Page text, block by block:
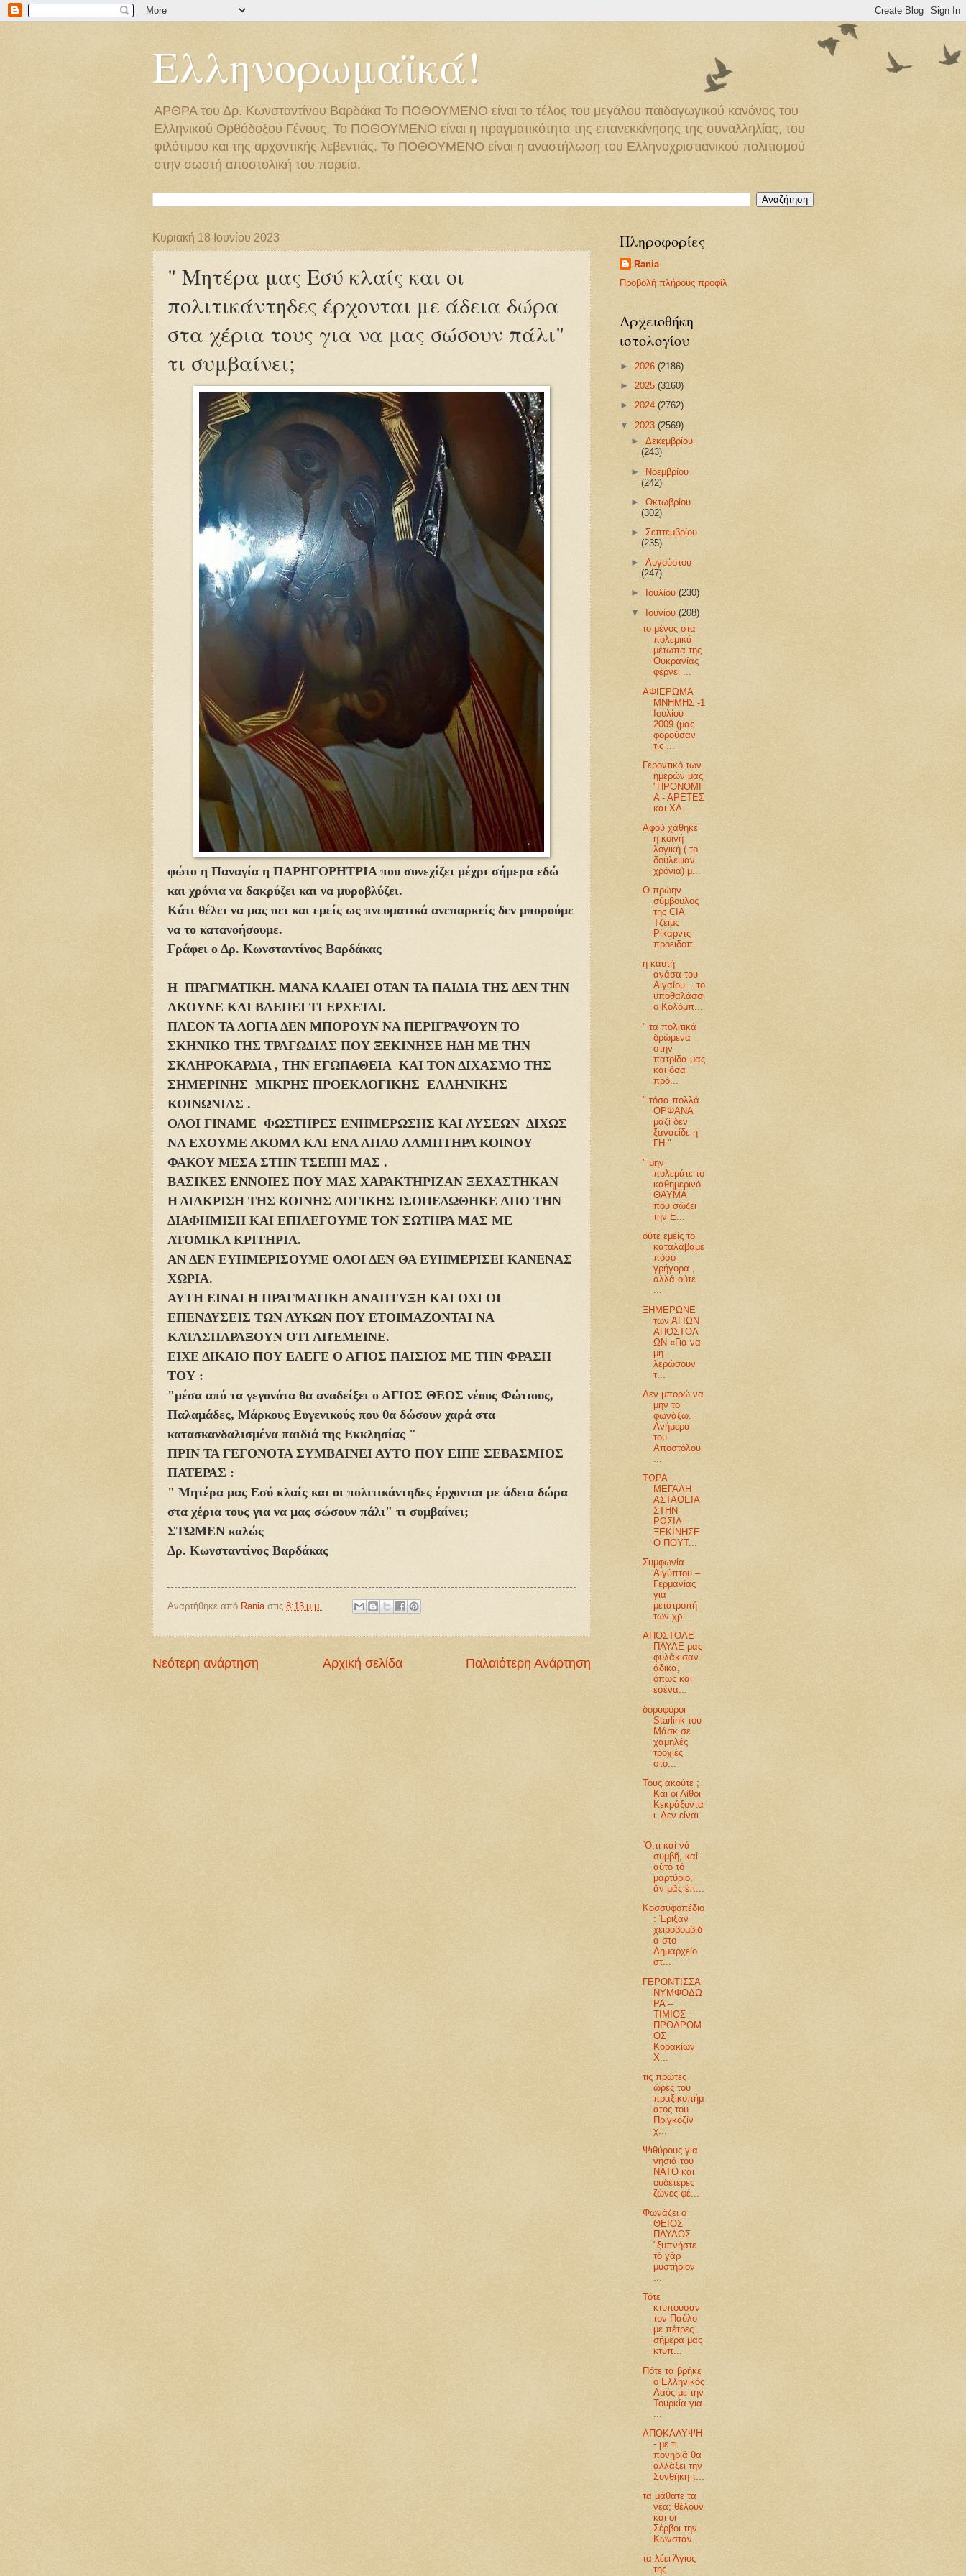
Ελληνορωμαϊκά!
ΑΡΘΡΑ του Δρ. Κωνσταντίνου Βαρδάκα Το ΠΟΘΟΥΜΕΝΟ είναι το τέλος του μεγάλου παιδαγωγικού κανόνος του
Ελληνικού Ορθόδοξου Γένους. Το ΠΟΘΟΥΜΕΝΟ είναι η πραγματικότητα της επανεκκίνησης της συναλληλίας, του
φιλότιμου και της αρχοντικής λεβεντιάς. Το ΠΟΘΟΥΜΕΝΟ είναι η αναστήλωση του Ελληνοχριστιανικού πολιτισμού
στην σωστή αποστολική του πορεία.
Κυριακή 18 Ιουνίου 2023
" Μητέρα μας Εσύ κλαίς και οι
πολιτικάντηδες έρχονται με άδεια δώρα
στα χέρια τους για να μας σώσουν πάλι"
τι συμβαίνει;
φώτο η Παναγία η ΠΑΡΗΓΟΡΗΤΡΙΑ που συνεχίζει μέχρι σήμερα εδώ
και χρόνια να δακρύζει και να μυροβλύζει.
Κάτι θέλει να μας πει και εμείς ως πνευματικά ανεπαρκείς δεν μπορούμε
να το κατανοήσουμε.
Γράφει ο Δρ. Κωνσταντίνος Βαρδάκας
Η ΠΡΑΓΜΑΤΙΚΗ. ΜΑΝΑ ΚΛΑΙΕΙ ΟΤΑΝ ΤΑ ΠΑΙΔΙΑ ΤΗΣ ΔΕΝ ΤΗΝ
ΑΚΟΥΝΕ ΚΑΙ ΒΛΕΠΕΙ ΤΙ ΕΡΧΕΤΑΙ.
ΠΛΕΟΝ ΤΑ ΛΟΓΙΑ ΔΕΝ ΜΠΟΡΟΥΝ ΝΑ ΠΕΡΙΓΡΑΨΟΥΝ ΤΟ
ΣΚΗΝΙΚΟ ΤΗΣ ΤΡΑΓΩΔΙΑΣ ΠΟΥ ΞΕΚΙΝΗΣΕ ΗΔΗ ΜΕ ΤΗΝ
ΣΚΛΗΡΟΚΑΡΔΙΑ , ΤΗΝ ΕΓΩΠΑΘΕΙΑ ΚΑΙ ΤΟΝ ΔΙΧΑΣΜΟ ΤΗΣ
ΣΗΜΕΡΙΝΗΣ ΜΙΚΡΗΣ ΠΡΟΕΚΛΟΓΙΚΗΣ ΕΛΛΗΝΙΚΗΣ
ΚΟΙΝΩΝΙΑΣ .
ΟΛΟΙ ΓΙΝΑΜΕ ΦΩΣΤΗΡΕΣ ΕΝΗΜΕΡΩΣΗΣ ΚΑΙ ΛΥΣΕΩΝ ΔΙΧΩΣ
ΝΑ ΕΧΟΥΜΕ ΑΚΟΜΑ ΚΑΙ ΕΝΑ ΑΠΛΟ ΛΑΜΠΤΗΡΑ ΚΟΙΝΟΥ
ΦΑΚΟΥ ΜΕΣΑ ΣΤΗΝ ΤΣΕΠΗ ΜΑΣ .
ΒΑΣΙΚΕΣ ΕΝΝΟΙΕΣ ΠΟΥ ΜΑΣ ΧΑΡΑΚΤΗΡΙΖΑΝ ΞΕΧΑΣΤΗΚΑΝ
Η ΔΙΑΚΡΙΣΗ ΤΗΣ ΚΟΙΝΗΣ ΛΟΓΙΚΗΣ ΙΣΟΠΕΔΩΘΗΚΕ ΑΠΟ ΤΗΝ
ΔΙΑΦΗΜΙΣΗ ΚΑΙ ΕΠΙΛΕΓΟΥΜΕ ΤΟΝ ΣΩΤΗΡΑ ΜΑΣ ΜΕ
ΑΤΟΜΙΚΑ ΚΡΙΤΗΡΙΑ.
ΑΝ ΔΕΝ ΕΥΗΜΕΡΙΣΟΥΜΕ ΟΛΟΙ ΔΕΝ ΘΑ ΕΥΗΜΕΡΙΣΕΙ ΚΑΝΕΝΑΣ
ΧΩΡΙΑ.
ΑΥΤΗ ΕΙΝΑΙ Η ΠΡΑΓΜΑΤΙΚΗ ΑΝΑΠΤΥΞΗ ΚΑΙ ΟΧΙ ΟΙ
ΕΠΕΝΔΥΣΕΙΣ ΤΩΝ ΛΥΚΩΝ ΠΟΥ ΕΤΟΙΜΑΖΟΝΤΑΙ ΝΑ
ΚΑΤΑΣΠΑΡΑΞΟΥΝ ΟΤΙ ΑΠΈΜΕΙΝΕ.
ΕΙΧΕ ΔΙΚΑΙΟ ΠΟΥ ΕΛΕΓΕ Ο ΑΓΙΟΣ ΠΑΙΣΙΟΣ ΜΕ ΤΗΝ ΦΡΑΣΗ
ΤΟΥ :
"μέσα από τα γεγονότα θα αναδείξει ο ΑΓΙΟΣ ΘΕΟΣ νέους Φώτιους,
Παλαμάδες, Μάρκους Ευγενικούς που θα δώσουν χαρά στα
κατασκανδαλισμένα παιδιά της Εκκλησίας "
ΠΡΙΝ ΤΑ ΓΕΓΟΝΟΤΑ ΣΥΜΒΑΙΝΕΙ ΑΥΤΟ ΠΟΥ ΕΙΠΕ ΣΕΒΑΣΜΙΟΣ
ΠΑΤΕΡΑΣ :
" Μητέρα μας Εσύ κλαίς και οι πολιτικάντηδες έρχονται με άδεια δώρα
στα χέρια τους για να μας σώσουν πάλι" τι συμβαίνει;
ΣΤΩΜΕΝ καλώς
Δρ. Κωνσταντίνος Βαρδάκας
Αναρτήθηκε από Rania στις 8:13 μ.μ.
Νεότερη ανάρτηση Παλαιότερη Ανάρτηση
Αρχική σελίδα
Πληροφορίες
Rania
Προβολή πλήρους προφίλ
Αρχειοθήκη
ιστολογίου
► 2026 (2186)
► 2025 (3160)
► 2024 (2762)
▼ 2023 (2569)
►Δεκεμβρίου
(243)
► Νοεμβρίου
(242)
►Οκτωβρίου
(302)
►Σεπτεμβρίου
(235)
►Αυγούστου
(247)
►
Ιουλίου(230)
▼ Ιουνίου(208)
το μένος στα
πολεμικά
μέτωπα της
Ουκρανίας
φέρνει ...
ΑΦΙΕΡΩΜΑ
ΜΝΗΜΗΣ -1
Ιουλίου
2009 (μας
φορούσαν
τις ...
Γεροντικό των
ημερών μας
"ΠΡΟΝΟΜΙ
Α - ΑΡΕΤΕΣ
και ΧΑ...
Αφού χάθηκε
η κοινή
λογική ( το
δούλεψαν
χρόνια) μ...
Ο πρώην
σύμβουλος
της CIA
Τζέιμς
Ρίκαρντς
προειδοπ...
η καυτή
ανάσα του
Αιγαίου....το
υποθαλάσσι
ο Κολόμπ...
" τα πολιτικά
δρώμενα
στην
πατρίδα μας
και όσα
πρό...
" τόσα πολλά
ΟΡΦΑΝΑ
μαζί δεν
ξαναείδε η
ΓΗ "
" μην
πολεμάτε το
καθημερινό
ΘΑΥΜΑ
που σώζει
την Ε...
ούτε εμείς το
καταλάβαμε
πόσο
γρήγορα ,
αλλά ούτε
...
ΞΗΜΕΡΩΝΕ
των ΑΓΙΩΝ
ΑΠΟΣΤΟΛ
ΩΝ «Για να
μη
λερώσουν
τ...
Δεν μπορώ να
μην το
φωνάξω.
Ανήμερα
του
Αποστόλου
ΤΩΡΑ
ΜΕΓΑΛΗ
ΑΣΤΑΘΕΙΑ
ΣΤΗΝ
ΡΩΣΙΑ -
ΞΕΚΙΝΗΣΕ
Ο ΠΟΥΤ...
Συμφωνία
Αιγύπτου –
Γερμανίας
για
μετατροπή
των χρ...
ΑΠΟΣΤΟΛΕ
ΠΑΥΛΕ μας
φυλάκισαν
άδικα,
όπως και
εσένα...
δορυφόροι
Starlink του
Μάσκ σε
χαμηλές
τροχιές
στο...
Τους ακούτε ;
Και οι Λίθοι
Κεκράξοντα
ι. Δεν είναι
Ὃ,τι καί νά
συμβῆ, καί
αὐτό τό
μαρτύριο,
ἂν μᾶς ἐπ...
Κοσσυφοπέδιο
: Έριξαν
χειροβομβίδ
α στο
Δημαρχείο
στ...
ΓΕΡΟΝΤΙΣΣΑ
ΝΥΜΦΟΔΩ
ΡΑ –
ΤΙΜΙΟΣ
ΠΡΟΔΡΟΜ
ΟΣ
Κορακίων
Χ...
τις πρώτες
ώρες του
πραξικοπήμ
ατος του
Πριγκοζίν
χ...
Ψιθύρους για
νησιά του
ΝΑΤΟ και
ουδέτερες
ζώνες φέ...
Φωνάζει ο
ΘΕΙΟΣ
ΠΑΥΛΟΣ
"ξυπνήστε
τὸ γὰρ
μυστήριον
...
Τότε
κτυπούσαν
τον Παύλο
με πέτρες…
σήμερα μας
κτυπ...
Πότε τα βρήκε
ο Ελληνικός
Λαός με την
Τουρκία για
ΑΠΟΚΑΛΥΨΗ
- με τι
πονηριά θα
αλλάξει την
Συνθήκη τ...
τα μάθατε τα
νέα; θέλουν
και οι
Σέρβοι την
Κωνσταν...
τα λέει Άγιος
της